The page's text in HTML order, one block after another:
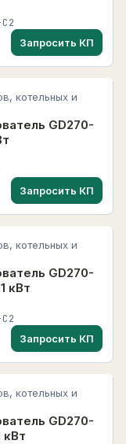
Запросить КП
котельных и
GD270-
Запросить КП
котельных и
GD270-
кВт
Запросить КП
котельных и
GD270-
кВт